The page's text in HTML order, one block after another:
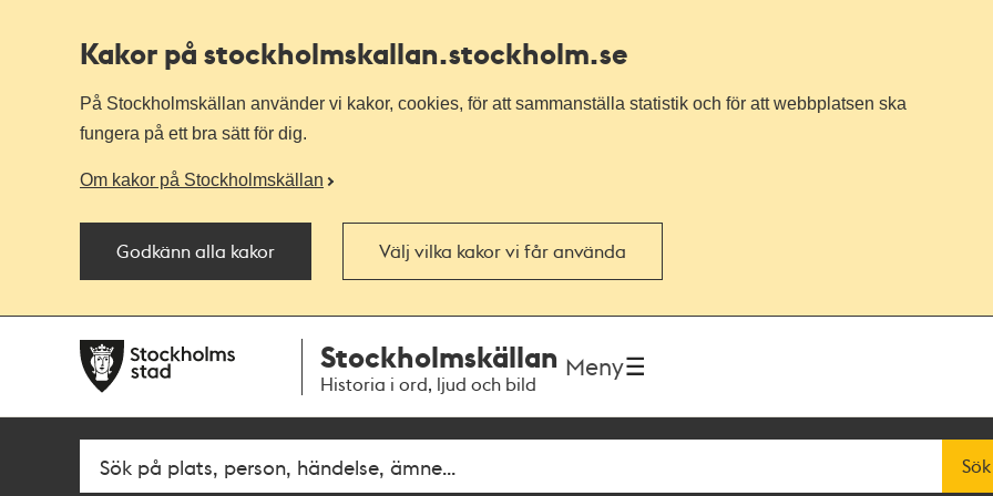
Kakor på stockholmskallan.stockholm.se
På Stockholmskällan använder vi kakor, cookies, för att sammanställa statistik och för att webbplatsen ska
fungera på ett bra sätt för dig.
Om kakor på Stockholmskällan
Godkänn alla kakor Välj vilka kakor vi får använda
navigationen
huvudinnehållet
Stockholmskällan
Historia i ord, ljud och bild
Meny
Fritextsök Sök